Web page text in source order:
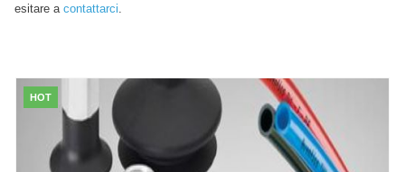
esitare a contattarci.
HOT